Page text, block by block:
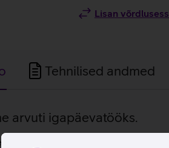
Lisan
Tehnilised andmed
arvuti igapäevatööks.
sülearvuti sobib hästi nii koju kui